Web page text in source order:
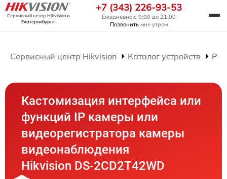
Сервисный центр Hikvisionв
Екатеринбурге
+7 (343) 226-93-53
Ежедневно с 9:00 до 21:00
Позвонить мне утром
Сервисный центр Hikvision Каталог устройств
Кастомизация интерфейса или
функций IP камеры или
видеорегистратора камеры
видеонаблюдения
Hikvision DS-2CD2T42WD